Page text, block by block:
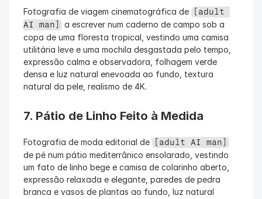
Fotografia de viagem cinematográfica de
[adult
AI man] a escrever num caderno de campo sob a
copa de uma floresta tropical, vestindo uma camisa
utilitária leve e uma mochila desgastada pelo tempo,
expressão calma e observadora, folhagem verde
densa e luz natural enevoada ao fundo, textura
natural da pele, realismo de 4K.
7. Pátio de Linho Feito à Medida
Fotografia de moda editorial de
[adult AI man]
de pé num pátio mediterrânico ensolarado, vestindo
um fato de linho bege e camisa de colarinho aberto,
expressão relaxada e elegante, paredes de pedra
branca e vasos de plantas ao fundo, luz natural